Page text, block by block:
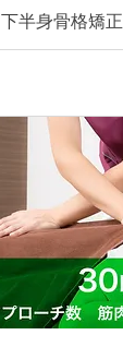
下半身骨格矯正